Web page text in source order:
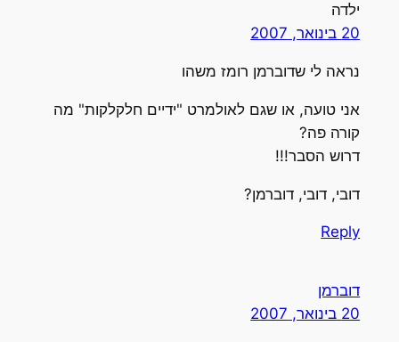
ילדה
20 בינואר, 2007
נראה לי שדוברמן רומז משהו
אני טועה, או שגם לאולמרט "ידיים חלקלקות" מה
קורה פה?
דרוש הסבר!!!
דובי, דובי, דוברמן?
Reply
דוברמן
20 בינואר, 2007